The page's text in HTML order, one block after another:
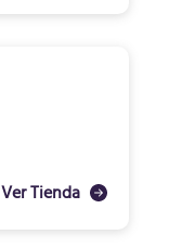
Ver Tienda